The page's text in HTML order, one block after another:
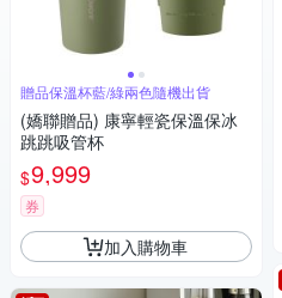
贈品保溫杯藍/綠兩色隨機出貨
(嬌聯贈品) 康寧輕瓷保溫保冰
跳跳吸管杯
$9,999
券
加入購物車